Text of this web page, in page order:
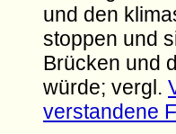
und den
stoppen und
Brücken und
würde; vergl.
verstandene